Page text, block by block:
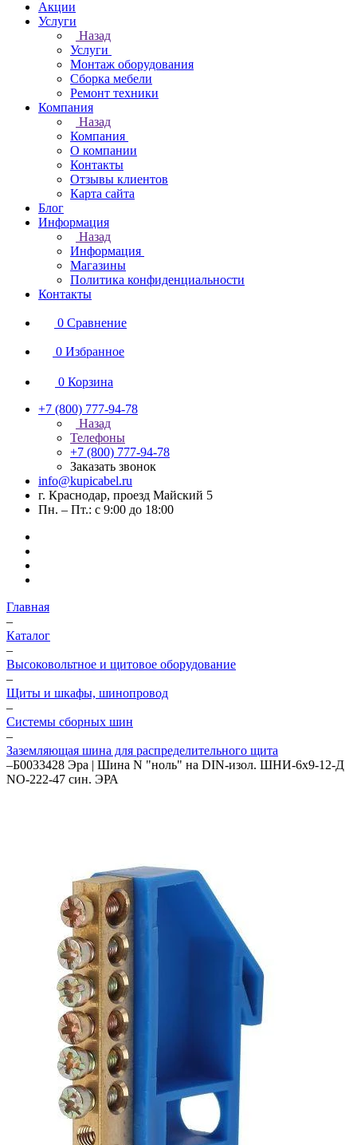
Акции
Услуги
Назад
Услуги
Монтаж оборудования
Сборка мебели
Ремонт техники
Компания
Назад
Компания
О компании
Контакты
Отзывы клиентов
Карта сайта
Блог
Информация
Назад
Информация
Магазины
Политика конфиденциальности
Контакты
0 Сравнение
0 Избранное
0 Корзина
+7 (800) 777-94-78
Назад
Телефоны
+7 (800) 777-94-78
Заказать звонок
info@kupicabel.ru
г. Краснодар, проезд Майский 5
Пн. – Пт.: с 9:00 до 18:00
Главная
–
Каталог
–
Высоковольтное и щитовое оборудование
–
Щиты и шкафы, шинопровод
–
Системы сборных шин
–
Заземляющая шина для распределительного щита
–Б0033428 Эра | Шина N "ноль" на DIN-изол. ШНИ-6х9-12-Д
NO-222-47 син. ЭРА